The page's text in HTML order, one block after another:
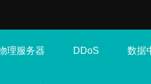
理服务器 DDoS 数据